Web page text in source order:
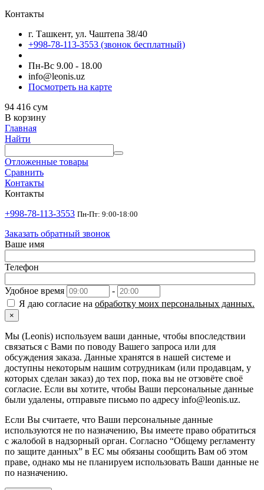
Контакты
г. Ташкент, ул. Чаштепа 38/40
+998-78-113-3553 (звонок бесплатный)
Пн-Вс 9.00 - 18.00
info@leonis.uz
Посмотреть на карте
94 416 сум
В корзину
Главная
Найти
Отложенные товары
Сравнить
Контакты
Контакты
+998-78-113-3553 Пн-Пт: 9:00-18:00
Заказать обратный звонок
Ваше имя
Телефон
Удобное время
-
Я даю согласие на обработку моих персональных данных.
×
Мы (Leonis) используем ваши данные, чтобы впоследствии
связаться с Вами по поводу Вашего запроса или для
обсуждения заказа. Данные хранятся в нашей системе и
доступны некоторым нашим сотрудникам (или продавцам, у
которых сделан заказ) до тех пор, пока вы не отзовёте своё
согласие. Если вы хотите, чтобы Ваши персональные данные
были удалены, отправьте письмо по адресу info@leonis.uz.
Если Вы считаете, что Ваши персональные данные
используются не по назначению, Вы имеете право обратиться
с жалобой в надзорный орган. Согласно “Общему регламенту
по защите данных” в ЕС мы обязаны сообщить Вам об этом
праве, однако мы не планируем использовать Ваши данные не
по назначению.